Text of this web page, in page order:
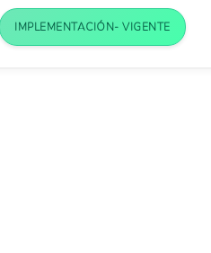
IMPLEMENTACIÓN- VIGENTE